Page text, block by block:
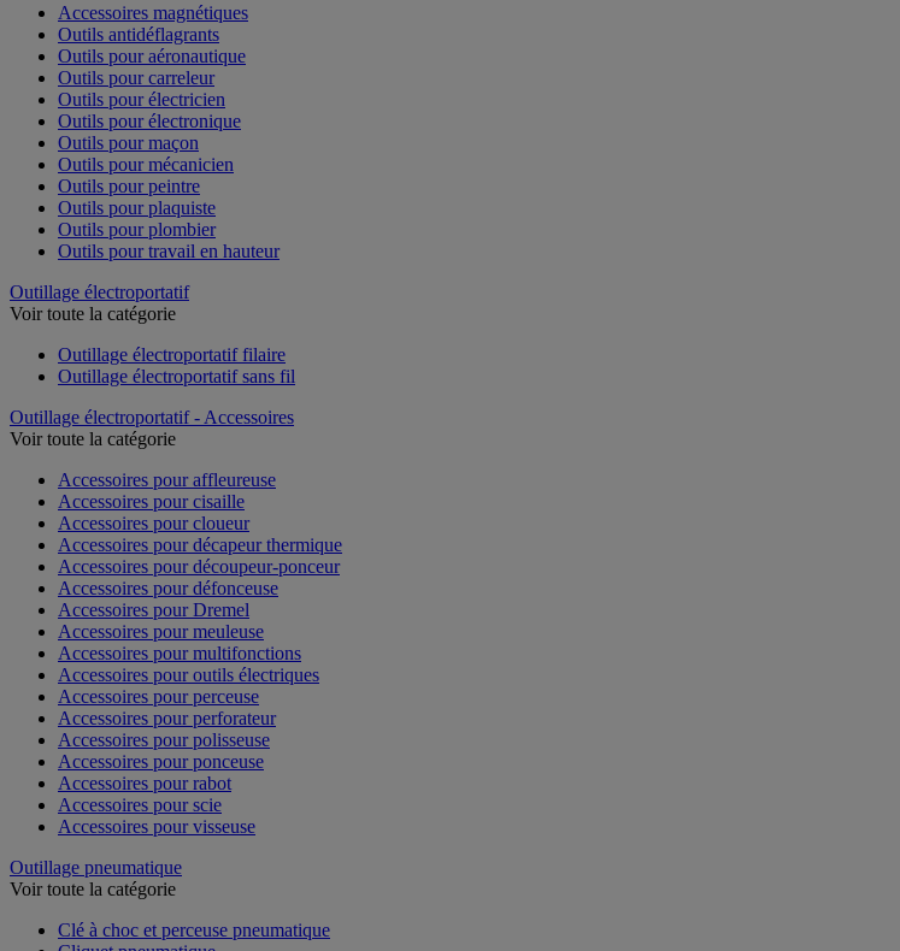
Accessoires magnétiques
Outils antidéflagrants
Outils pour aéronautique
Outils pour carreleur
Outils pour électricien
Outils pour électronique
Outils pour maçon
Outils pour mécanicien
Outils pour peintre
Outils pour plaquiste
Outils pour plombier
Outils pour travail en hauteur
Outillage électroportatif
Voir toute la catégorie
Outillage électroportatif filaire
Outillage électroportatif sans fil
Outillage électroportatif - Accessoires
Voir toute la catégorie
Accessoires pour affleureuse
Accessoires pour cisaille
Accessoires pour cloueur
Accessoires pour décapeur thermique
Accessoires pour découpeur-ponceur
Accessoires pour défonceuse
Accessoires pour Dremel
Accessoires pour meuleuse
Accessoires pour multifonctions
Accessoires pour outils électriques
Accessoires pour perceuse
Accessoires pour perforateur
Accessoires pour polisseuse
Accessoires pour ponceuse
Accessoires pour rabot
Accessoires pour scie
Accessoires pour visseuse
Outillage pneumatique
Voir toute la catégorie
Clé à choc et perceuse pneumatique